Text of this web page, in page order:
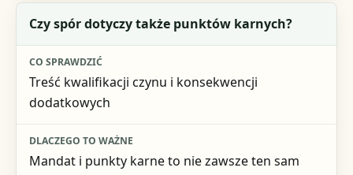
Czy spór dotyczy także punktów karnych?
Treść kwalifikacji czynu i konsekwencji
dodatkowych
Mandat i punkty karne to nie zawsze ten sam